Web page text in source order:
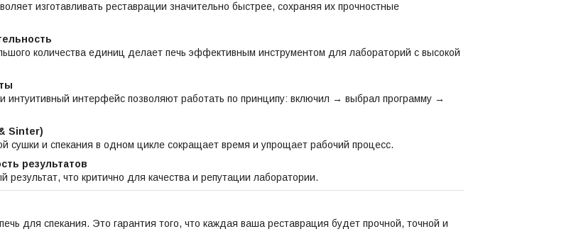
изготавливать реставрации значительно быстрее, сохраняя их прочностные
количества единиц делает печь эффективным инструментом для лабораторий с высокой
интуитивный интерфейс позволяют работать по принципу: включил → выбрал программу →
Sinter)
сушки и спекания в одном цикле сокращает время и упрощает рабочий процесс.
результатов
что критично для качества и репутации лаборатории.
для спекания. Это гарантия того, что каждая ваша реставрация будет прочной, точной и